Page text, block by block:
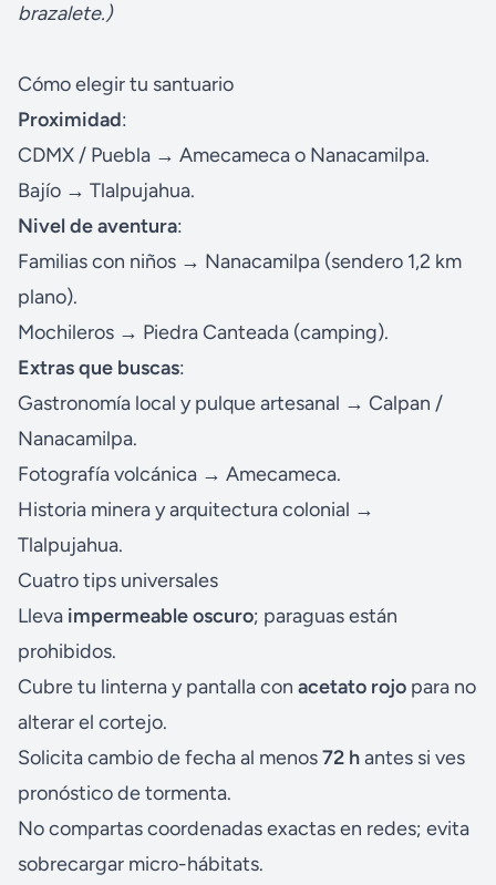
brazalete.)
Cómo elegir tu santuario
Proximidad:
CDMX / Puebla → Amecameca o Nanacamilpa.
Bajío → Tlalpujahua.
Nivel de aventura:
Familias con niños → Nanacamilpa (sendero 1,2 km
plano).
Mochileros → Piedra Canteada (camping).
Extras que buscas:
Gastronomía local y pulque artesanal → Calpan /
Nanacamilpa.
Fotografía volcánica → Amecameca.
Historia minera y arquitectura colonial →
Tlalpujahua.
Cuatro tips universales
Lleva impermeable oscuro; paraguas están
prohibidos.
Cubre tu linterna y pantalla con acetato rojo para no
alterar el cortejo.
Solicita cambio de fecha al menos72 hantes si ves
pronóstico de tormenta.
No compartas coordenadas exactas en redes; evita
sobrecargar micro-hábitats.